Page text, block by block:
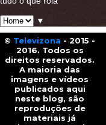
▼
© Televizona - 2015 -
2016. Todos os
direitos reservados.
A maioria das
imagens e vídeos
publicados aqui
neste blog, são
reproduções de
materiais já